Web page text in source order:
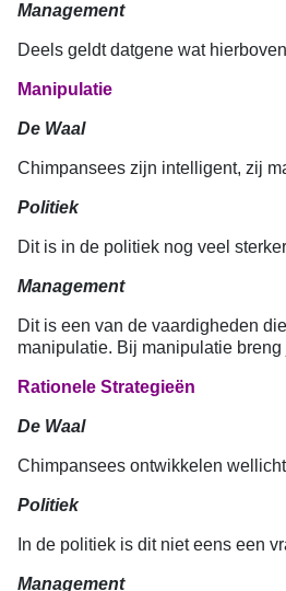
Management
Deels geldt datgene wat
Manipulatie
De Waal
Chimpansees zijn intelligent, zij
Politiek
Dit is in de politiek nog veel
Management
Dit is een van de vaardigheden
manipulatie. Bij manipulatie
Rationele Strategieën
De Waal
Chimpansees ontwikkelen
Politiek
In de politiek is dit niet eens een
Management